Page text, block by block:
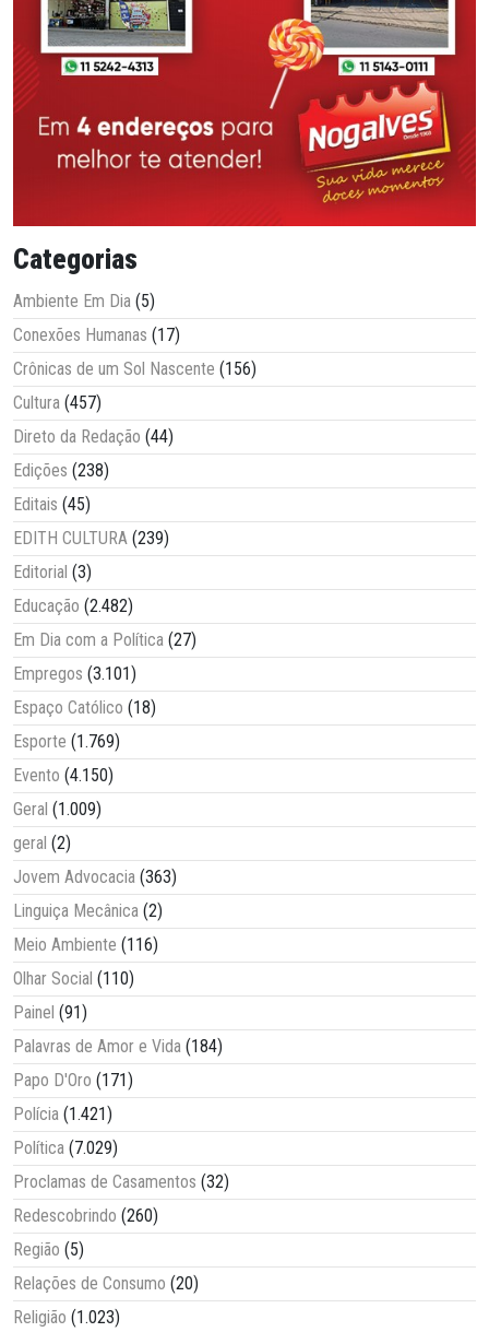
Categorias
Ambiente Em Dia (5)
Conexões Humanas (17)
Crônicas de um Sol Nascente (156)
Cultura (457)
Direto da Redação (44)
Edições (238)
Editais (45)
EDITH CULTURA (239)
Editorial (3)
Educação (2.482)
Em Dia com a Política (27)
Empregos (3.101)
Espaço Católico (18)
Esporte (1.769)
Evento (4.150)
Geral (1.009)
geral (2)
Jovem Advocacia (363)
Linguiça Mecânica (2)
Meio Ambiente (116)
Olhar Social (110)
Painel (91)
Palavras de Amor e Vida (184)
Papo D'Oro (171)
Polícia (1.421)
Política (7.029)
Proclamas de Casamentos (32)
Redescobrindo (260)
Região (5)
Relações de Consumo (20)
Religião (1.023)